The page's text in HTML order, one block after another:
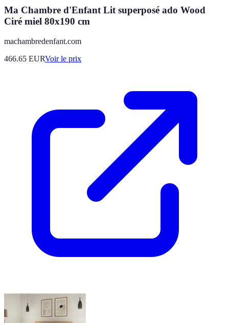
Ma Chambre d'Enfant Lit superposé ado Wood
Ciré miel 80x190 cm
machambredenfant.com
466.65 EURVoir le prix